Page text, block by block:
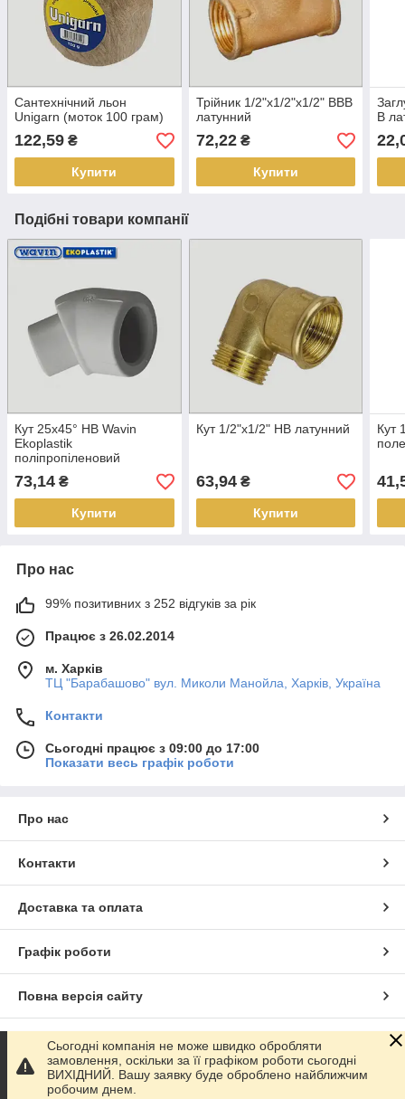
Сантехнічний льон
Unigarn (моток 100 грам)
122,59 ₴
Купити
Трійник 1/2"х1/2"х1/2" ВВВ
латунний
72,22₴
Купити
В
Подібні товари компанії
Кут 25х45° НВ Wavin
Ekoplastik
поліпропіленовий
73,14 ₴
Купити
Кут 1/2"х1/2" НВ латунний
63,94₴
Купити
Кут
Про нас
99% позитивних з 252 відгуків за рік
Працює з 26.02.2014
м. Харків
ТЦ "Барабашово" вул. Миколи Манойла, Харків, Україна
Контакти
Сьогодні працює з 09:00 до 17:00
Показати весь графік роботи
Про нас
Контакти
Доставка та оплата
Графік роботи
Повна версія сайту
Сайт створено на маркетплейсі Prom.ua
Політика конфіденційності
Сьогодні компанія не може швидко обробляти
замовлення, оскільки за її графіком роботи сьогодні
ВИХІДНИЙ. Вашу заявку буде оброблено найближчим
робочим днем.